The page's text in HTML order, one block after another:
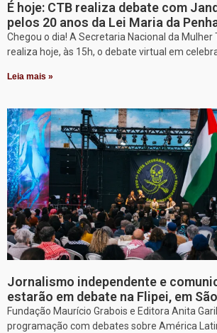
É hoje: CTB realiza debate com
pelos 20 anos da Lei Maria da
Chegou o dia! A Secretaria Nacional da Mulher
realiza hoje, às 15h, o debate virtual em
Leia mais »
Jornalismo independente e
estarão em debate na Flipei, em
Fundação Maurício Grabois e Editora Anita
programação com debates sobre América